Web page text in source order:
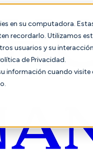
en su computadora.
recordarlo. Utilizamos
usuarios y su
de Privacidad.
información cuando